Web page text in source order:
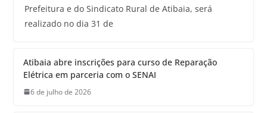
Prefeitura e do Sindicato Rural de Atibaia, será
realizado no dia 31 de
Atibaia abre inscrições para curso de Reparação
Elétrica em parceria com o SENAI
6 de julho de 2026